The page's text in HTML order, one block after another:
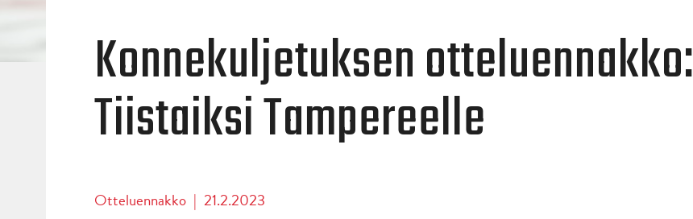
Konnekuljetuksen otteluennakko:
Tiistaiksi Tampereelle
Otteluennakko | 21.2.2023